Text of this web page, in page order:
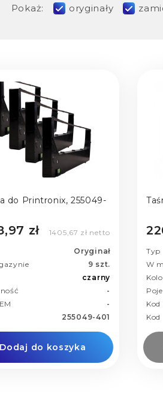
Pokaż: oryginały
do Printronix, 255049-
zł 1405,67 zł netto
Oryginał
9 szt.
czarny
-
-
255049-401
Dodaj do koszyka
Typ
W
Kod
Kod